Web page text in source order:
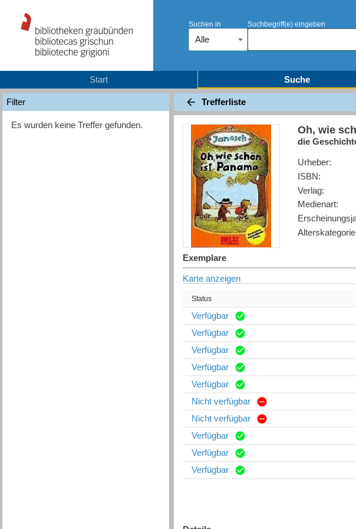
Suchen in
Alle
Suchbegriff(e) eingeben
Start Suche
Filter
Es wurden keine Treffer gefunden.
Trefferliste
Oh, wie
die
Urheber:
ISBN:
Verlag:
Medienart:
Alterskategorie
Exemplare
Karte anzeigen
Status
Verfügbar
Verfügbar
Verfügbar
Verfügbar
Verfügbar
Nicht verfügbar
Nicht verfügbar
Verfügbar
Verfügbar
Verfügbar